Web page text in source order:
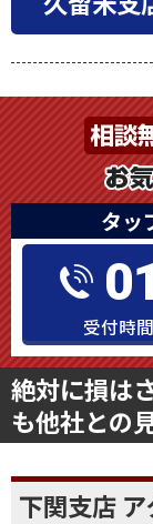
タッ
受付時
絶対に損は
も他社との
下関支店